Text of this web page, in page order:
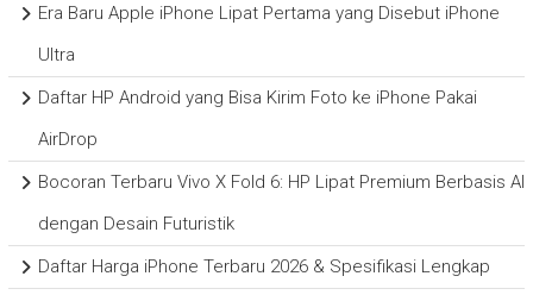
Era Baru Apple iPhone Lipat Pertama yang Disebut iPhone
Ultra
Daftar HP Android yang Bisa Kirim Foto ke iPhone Pakai
AirDrop
Bocoran Terbaru Vivo X Fold 6: HP Lipat Premium Berbasis AI
dengan Desain Futuristik
Daftar Harga iPhone Terbaru 2026 & Spesifikasi Lengkap